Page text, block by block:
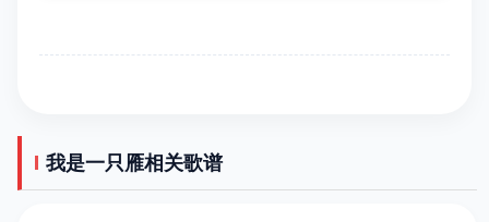
我是一只雁相关歌谱